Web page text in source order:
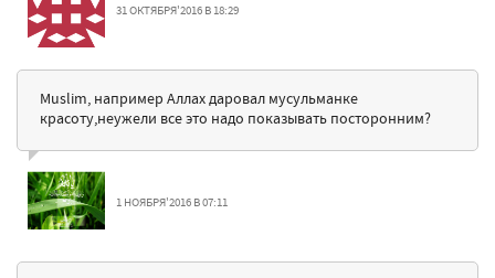
31 ОКТЯБРЯ'2016 В 18:29
Muslim, например Аллах даровал мусульманке
красоту,неужели все это надо показывать посторонним?
1 НОЯБРЯ'2016 В 07:11